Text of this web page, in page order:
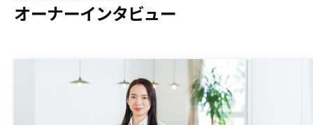
オーナーインタビュー